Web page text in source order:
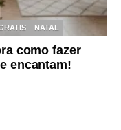
NATAL
como fazer
encantam!